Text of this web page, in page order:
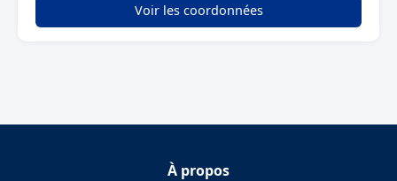
Voir les coordonnées
À propos